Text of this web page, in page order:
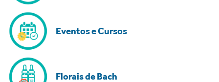
Eventos e Cursos
Florais de Bach